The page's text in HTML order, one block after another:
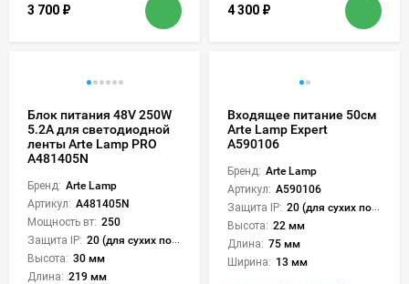
3 700 ₽ 4 300 ₽
Блок питания 48V 250W
5.2А для светодиодной
ленты Arte Lamp PRO
A481405N
Бренд: Arte Lamp
Артикул: A481405N
Мощность вт: 250
Защита IP: 20 (для сухих пом.)
Высота: 30 мм
Длина: 219 мм
Входящее питание 50см
Arte Lamp Expert
A590106
Бренд: Arte Lamp
Артикул: A590106
Защита IP: 20 (для сухих пом.)
Высота: 22 мм
Длина: 75 мм
Ширина: 13 мм